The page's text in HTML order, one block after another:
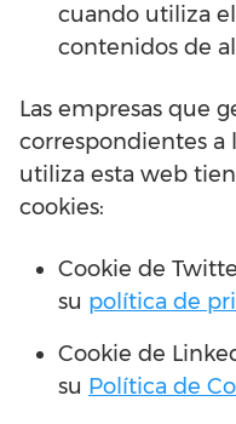
cuando utiliza
contenidos de
Las empresas que
correspondientes a
utiliza esta web
cookies:
Cookie de
su política de
Cookie de
su Política de